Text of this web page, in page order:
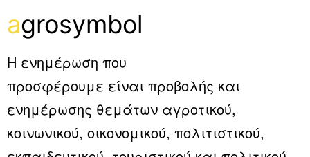
agrosymbol
Η ενημέρωση που
προσφέρουμε είναι προβολής και
ενημέρωσης θεμάτων αγροτικού,
κοινωνικού, οικονομικού, πολιτιστικού,